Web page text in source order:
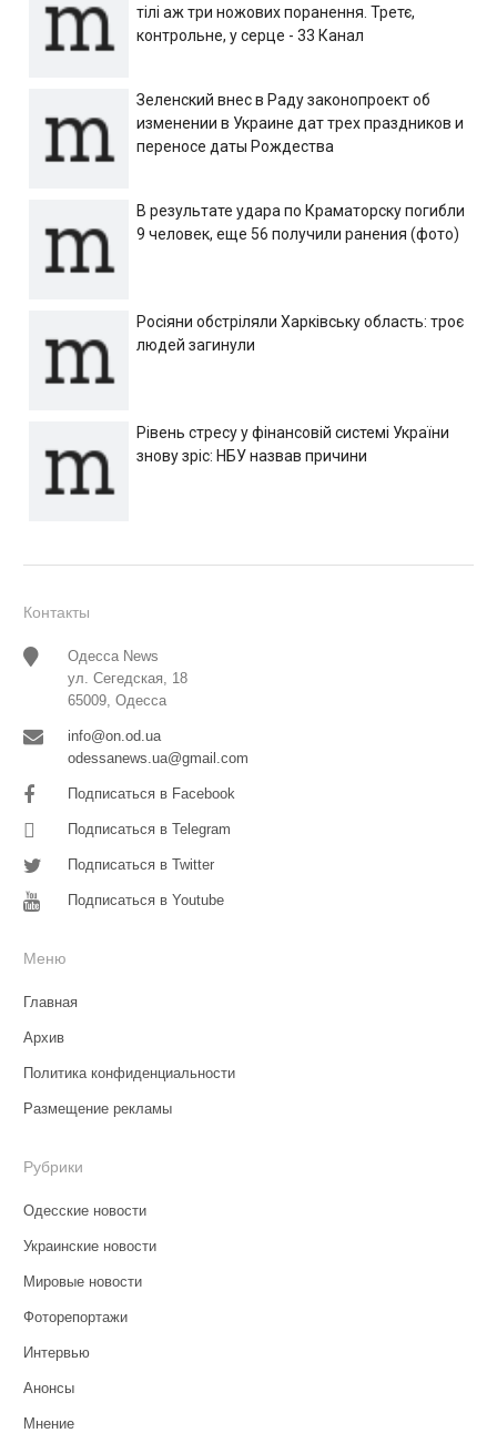
тілі аж три ножових поранення. Третє,
контрольне, у серце - 33 Канал
Зеленский внес в Раду законопроект об
изменении в Украине дат трех праздников и
переносе даты Рождества
В результате удара по Краматорску погибли
9 человек, еще 56 получили ранения (фото)
Росіяни обстріляли Харківську область: троє
людей загинули
Рівень стресу у фінансовій системі України
знову зріс: НБУ назвав причини
Контакты
Одесса News
ул. Сегедская, 18
65009, Одесса
info@on.od.ua
odessanews.ua@gmail.com
Подписаться в Facebook
Подписаться в Telegram
Подписаться в Twitter
Подписаться в Youtube
Меню
Главная
Архив
Политика конфиденциальности
Размещение рекламы
Рубрики
Одесские новости
Украинские новости
Мировые новости
Фоторепортажи
Интервью
Анонсы
Мнение